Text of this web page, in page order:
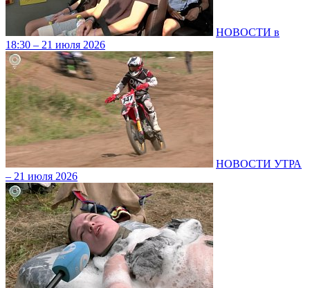
НОВОСТИ в
18:30 – 21 июля 2026
НОВОСТИ УТРА
– 21 июля 2026